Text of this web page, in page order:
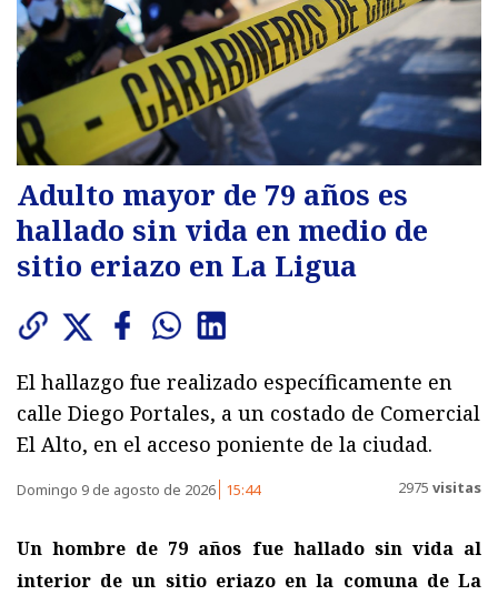
Adulto mayor de 79 años es
hallado sin vida en medio de
sitio eriazo en La Ligua
El hallazgo fue realizado específicamente en
calle Diego Portales, a un costado de Comercial
El Alto, en el acceso poniente de la ciudad.
Domingo 9 de agosto de 2026 15:44 2975 visitas
Un hombre de 79 años fue hallado sin vida al
interior de un sitio eriazo en la comuna de La